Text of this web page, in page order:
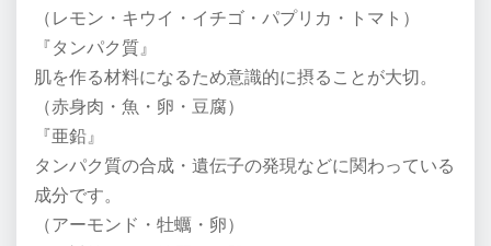
（レモン・キウイ・イチゴ・パプリカ・トマト）
『タンパク質』
肌を作る材料になるため意識的に摂ることが大切。
（赤身肉・魚・卵・豆腐）
『亜鉛』
タンパク質の合成・遺伝子の発現などに関わっている
成分です。
（アーモンド・牡蠣・卵）